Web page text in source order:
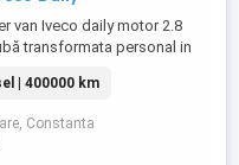
van Iveco daily motor 2.8
transformata personal in
detalii și poze pe
și schimburi
| 400000 km
Constanta